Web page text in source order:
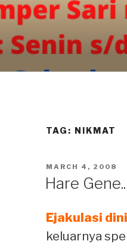
TAG: NIKMAT
POSTED
MARCH 4, 2008
Hare
Ejakulasi dini
keluarnya